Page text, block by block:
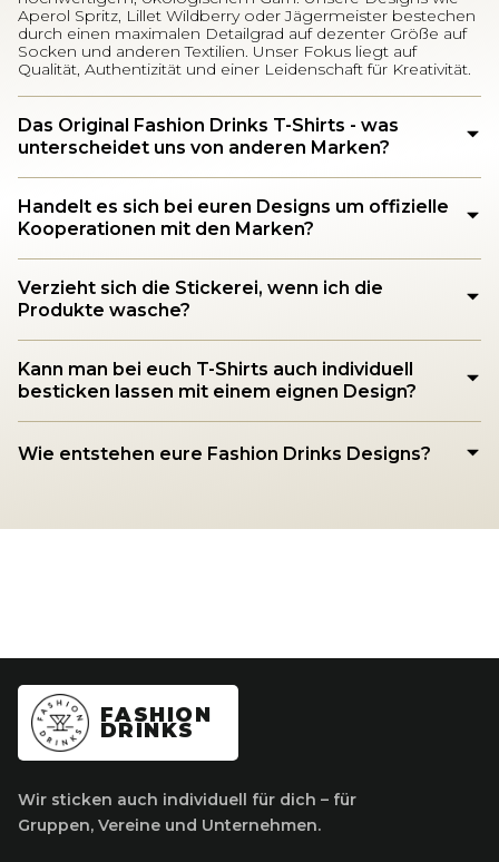
Aperol Spritz, Lillet Wildberry oder Jägermeister bestechen
durch einen maximalen Detailgrad auf dezenter Größe auf
Socken und anderen Textilien. Unser Fokus liegt auf
Qualität, Authentizität und einer Leidenschaft für Kreativität.
Das Original Fashion Drinks T-Shirts - was
unterscheidet uns von anderen Marken?
Handelt es sich bei euren Designs um offizielle
Kooperationen mit den Marken?
Verzieht sich die Stickerei, wenn ich die
Produkte wasche?
Kann man bei euch T-Shirts auch individuell
besticken lassen mit einem eignen Design?
Wie entstehen eure Fashion Drinks Designs?
FASHION
DRINKS
Wir sticken auch individuell für dich – für
Gruppen, Vereine und Unternehmen.